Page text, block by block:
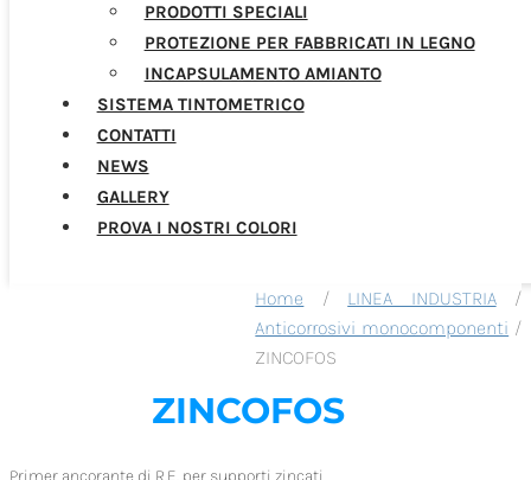
PRODOTTI SPECIALI
PROTEZIONE PER FABBRICATI IN LEGNO
INCAPSULAMENTO AMIANTO
SISTEMA TINTOMETRICO
CONTATTI
NEWS
GALLERY
PROVA I NOSTRI COLORI
Home / LINEA INDUSTRIA/
Anticorrosivi monocomponenti /
ZINCOFOS
ZINCOFOS
Primer ancorante di R.E. per supporti zincati